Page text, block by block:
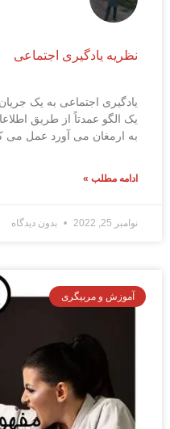
نظریه یادگیری اجتماعی
یادگیری اجتماعی به یک
یک الگو عمدتاً از طریق
به ارمغان می آورد عمل می
ادامه مطلب »
نوامبر 25, 2022 بدون دیدگاه
آموزش و مربیگری